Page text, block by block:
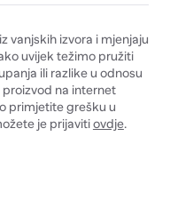
vanjskih izvora i mjenjaju
uvijek težimo pružiti
ili razlike u odnosu
na internet
primjetite grešku u
je prijavitiovdje.